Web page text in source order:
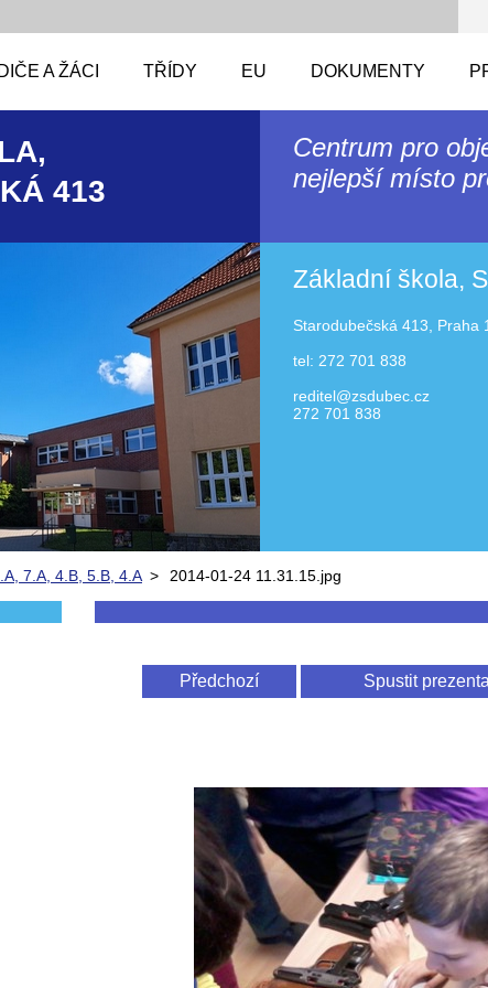
A ŽÁCI TŘÍDY EU DOKUMENTY
413
Centrum pro
nejlepší místo
Základní škola,
Starodubečská 413, Praha
tel: 272 701 838
reditel@zsdubec.cz
272 701 838
7.A, 4.B, 5.B, 4.A > 2014-01-24 11.31.15.jpg
Předchozí Spustit